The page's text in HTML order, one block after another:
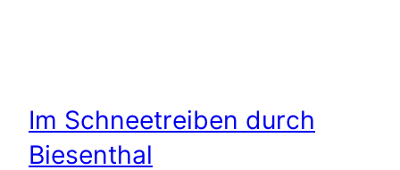
Im Schneetreiben durch
Biesenthal